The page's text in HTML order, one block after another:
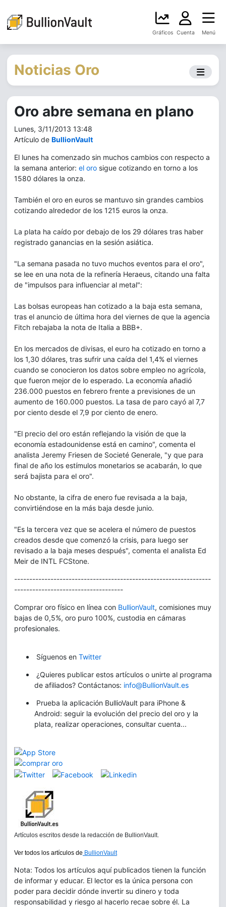
Gráficos Cuenta Menú
Noticias Oro
Oro abre semana en plano
Lunes, 3/11/2013 13:48
Artículo de BullionVault
El lunes ha comenzado sin muchos cambios con respecto a
la semana anterior: el oro sigue cotizando en torno a los
1580 dólares la onza.
También el oro en euros se mantuvo sin grandes cambios
cotizando alrededor de los 1215 euros la onza.
La plata ha caído por debajo de los 29 dólares tras haber
registrado ganancias en la sesión asiática.
"La semana pasada no tuvo muchos eventos para el oro",
se lee en una nota de la refinería Heraeus, citando una falta
de "impulsos para influenciar al metal":
Las bolsas europeas han cotizado a la baja esta semana,
tras el anuncio de última hora del viernes de que la agencia
Fitch rebajaba la nota de Italia a BBB+.
En los mercados de divisas, el euro ha cotizado en torno a
los 1,30 dólares, tras sufrir una caída del 1,4% el viernes
cuando se conocieron los datos sobre empleo no agrícola,
que fueron mejor de lo esperado. La economía añadió
236.000 puestos en febrero frente a previsiones de un
aumento de 160.000 puestos. La tasa de paro cayó al 7,7
por ciento desde el 7,9 por ciento de enero.
"El precio del oro están reflejando la visión de que la
economía estadounidense está en camino", comenta el
analista Jeremy Friesen de Societé Generale, "y que para
final de año los estímulos monetarios se acabarán, lo que
será bajista para el oro".
No obstante, la cifra de enero fue revisada a la baja,
convirtiéndose en la más baja desde junio.
"Es la tercera vez que se acelera el número de puestos
creados desde que comenzó la crisis, para luego ser
revisado a la baja meses después", comenta el analista Ed
Meir de INTL FCStone.
-----------------------------------------------------------------
------------------------------------
Comprar oro físico en línea con BullionVault, comisiones muy
bajas de 0,5%, oro puro 100%, custodia en cámaras
profesionales.
Síguenos en Twitter
¿Quieres publicar estos artículos o unirte al programa
de afiliados? Contáctanos: info@BullionVault.es
Prueba la aplicación BullioVault para iPhone &
Android: seguir la evolución del precio del oro y la
plata, realizar operaciones, consultar cuenta...
Artículos escritos desde la redacción de BullionVault.
Ver todos los artículos de BullionVault
Nota: Todos los artículos aquí publicados tienen la función
de informar y educar. El lector es la única persona con
poder para decidir dónde invertir su dinero y toda
responsabilidad y riesgo al hacerlo recae sobre él. La